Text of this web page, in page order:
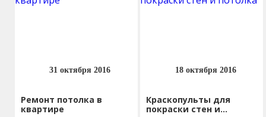
31 октября 2016
Ремонт потолка в
квартире
18 октября 2016
Краскопульты для
покраски стен и…